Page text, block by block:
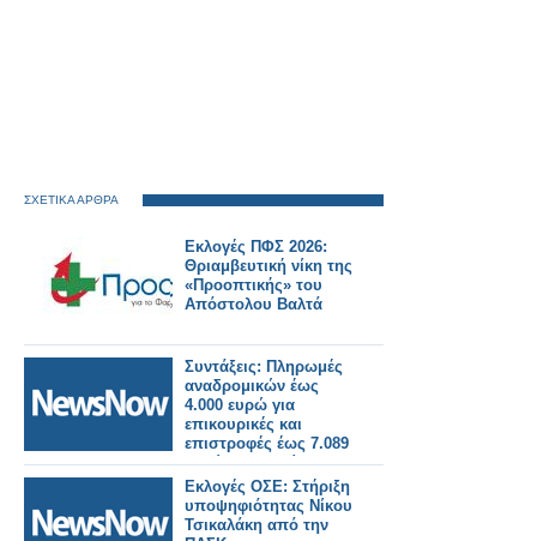
ΣΧΕΤΙΚΑ ΑΡΘΡΑ
Εκλογές ΠΦΣ 2026:
Θριαμβευτική νίκη της
«Προοπτικής» του
Απόστολου Βαλτά
Συντάξεις: Πληρωμές
αναδρομικών έως
4.000 ευρώ για
επικουρικές και
επιστροφές έως 7.089
ευρώ για χηρείας - Οι
δικαιούχοι ανά
κατηγορία.
Εκλογές ΟΣΕ: Στήριξη
υποψηφιότητας Νίκου
Τσικαλάκη από την